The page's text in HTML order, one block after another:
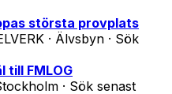
största provplats
· Älvsbyn · Sök
till FMLOG
· Sök senast